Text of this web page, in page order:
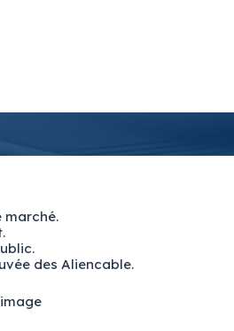
marché.
des Aliencable.